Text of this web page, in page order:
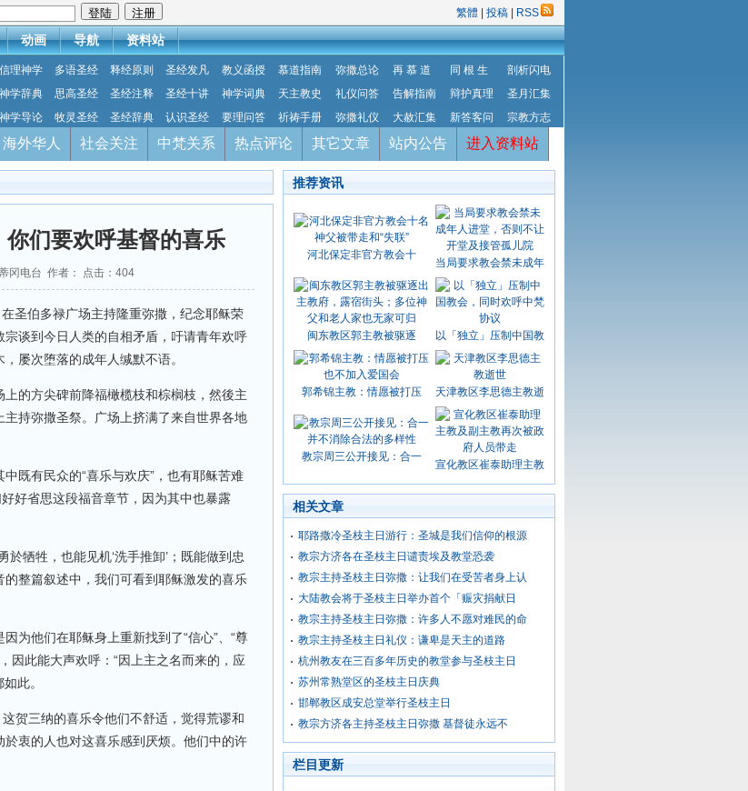
繁體 投稿 RSS
动画 导航 资料站
信理神学 多语圣经 释经原则 圣经发凡 教义函授 慕道指南 弥撒总论 再 慕 道 同 根 生
剖析闪电
神学辞典 思高圣经 圣经注释 圣经十讲 神学词典 天主教史 礼仪问答 告解指南 辩护真理
圣月汇集
神学导论 牧灵圣经 圣经辞典 认识圣经 要理问答 祈祷手册 弥撒礼仪 大赦汇集 新答客问 宗教方志
海外华人 社会关注 中梵关系 热点评论 其它文章 站内公告 进入资料站
们要欢呼基督的喜乐
冈电台 作者： 点击： 404
圣伯多禄广场主持隆重弥撒，纪念耶稣荣
谈到今日人类的自相矛盾，吁请青年欢呼
屡次堕落的成年人缄默不语。
的方尖碑前降福橄榄枝和棕榈枝，然後主
持弥撒圣祭。广场上挤满了来自世界各地
既有民众的“喜乐与欢庆”，也有耶稣苦难
好省思这段福音章节，因为其中也暴露
牺牲，也能见机‘洗手推卸’；既能做到忠
整篇叙述中，我们可看到耶稣激发的喜乐
为他们在耶稣身上重新找到了“信心”、“尊
因此能大声欢呼：“因上主之名而来的，应
此。
贺三纳的喜乐令他们不舒适，觉得荒谬和
衷的人也对这喜乐感到厌烦。他们中的许
推荐资讯
河北保定非官方教会十
当局要求教会禁未成年
闽东教区郭主教被驱逐 以「独立」压制中国教
郭希锦主教：情愿被打压 天津教区李思德主教逝
教宗周三公开接见：合一
宣化教区崔泰助理主教
相关文章
耶路撒冷圣枝主日游行：圣城是我们信仰的根源
教宗方济各在圣枝主日谴责埃及教堂恐袭
教宗主持圣枝主日弥撒：让我们在受苦者身上认
大陆教会将于圣枝主日举办首个「赈灾捐献日
教宗主持圣枝主日弥撒：许多人不愿对难民的命
教宗主持圣枝主日礼仪：谦卑是天主的道路
杭州教友在三百多年历史的教堂参与圣枝主日
苏州常熟堂区的圣枝主日庆典
邯郸教区成安总堂举行圣枝主日
教宗方济各主持圣枝主日弥撒 基督徒永远不
栏目更新